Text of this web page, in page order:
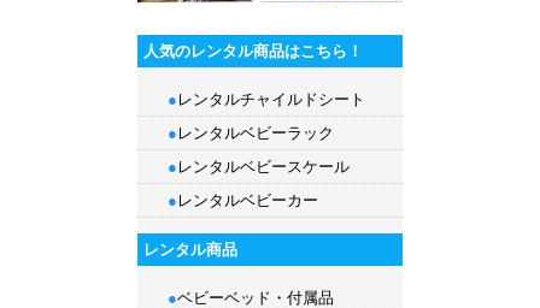
人気のレンタル商品はこちら！
● レンタルチャイルドシート
● レンタルベビーラック
● レンタルベビースケール
● レンタルベビーカー
レンタル商品
●ベビーベッド・付属品